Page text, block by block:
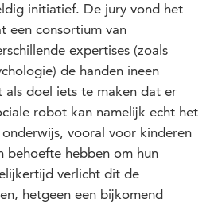
initiatief. De jury vond het
een consortium van
expertises (zoals
de handen ineen
als doel iets te maken dat er
robot kan namelijk echt het
vooral voor kinderen
behoefte hebben om hun
verlicht dit de
hetgeen een bijkomend